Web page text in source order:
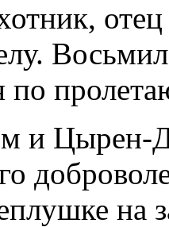
по
и Цырен-
го
на